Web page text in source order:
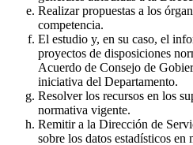
Realizar propuestas a los
competencia.
El estudio y, en su caso, el
proyectos de disposiciones
Acuerdo de Consejo de
iniciativa del Departamento.
Resolver los recursos en los
normativa vigente.
Remitir a la Dirección de
sobre los datos estadísticos en